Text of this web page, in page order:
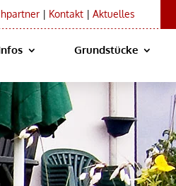
| Kontakt| Aktuelles
Grundstücke